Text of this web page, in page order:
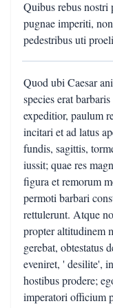
Quibus rebus nostri
pugnae imperiti,
pedestribus uti
Quod ubi Caesar
species erat
expeditior, paulum
incitari et ad latus
fundis, sagittis,
iussit; quae res
figura et remorum
permoti barbari
rettulerunt. Atque
propter altitudinem
gerebat, obtestatus
eveniret, ' desilite',
hostibus prodere;
imperatori officium